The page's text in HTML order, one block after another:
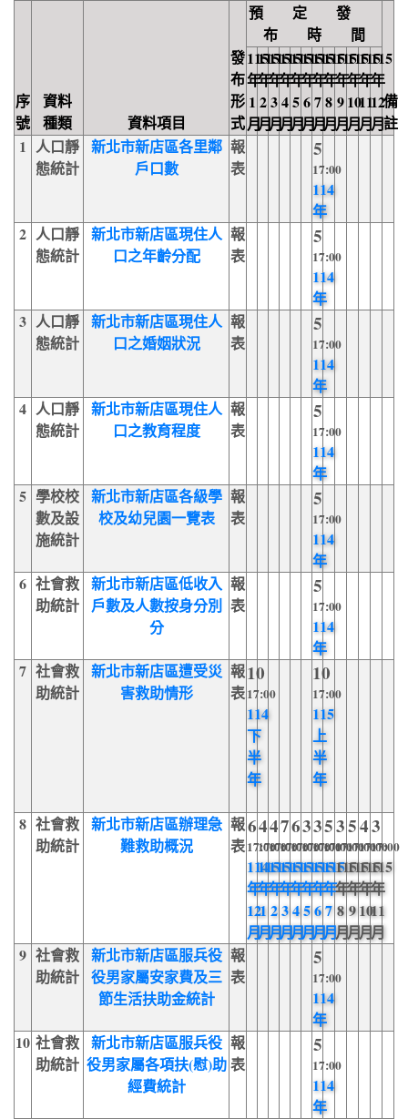
序
號
資料
種類
資料項目
發
布
形
式
預 定 發
布 時 間
備
註
115
年
1
月
115
年
2
月
115
年
3
月
115
年
4
月
115
年
5
月
115
年
6
月
115
年
7
月
115
年
8
月
115
年
9
月
115
年
10
月
115
年
11
月
115
年
12
月
1 人口靜
態統計
新北市新店區各里鄰
戶口數
報
表
5
17:00
114
年
2 人口靜
態統計
新北市新店區現住人
口之年齡分配
報
表
5
17:00
114
年
3 人口靜
態統計
新北市新店區現住人
口之婚姻狀況
報
表
5
17:00
114
年
4 人口靜
態統計
新北市新店區現住人
口之教育程度
報
表
5
17:00
114
年
5 學校校
數及設
施統計
新北市新店區各級學
校及幼兒園一覽表
報
表
5
17:00
114
年
6 社會救
助統計
新北市新店區低收入
戶數及人數按身分別
分
報
表
5
17:00
114
年
7 社會救
助統計
新北市新店區遭受災
害救助情形
報
表
10
17:00
114
下
半
年
10
17:00
115
上
半
年
8 社會救
助統計
新北市新店區辦理急
難救助概況
報
表
6
17:00
114
年
12
月
4
17:00
115
年
1
月
4
17:00
115
年
2
月
7
17:00
115
年
3
月
6
17:00
115
年
4
月
3
17:00
115
年
5
月
3
17:00
115
年
6
月
5
17:00
115
年
7
月
3
17:00
115
年
8
月
5
17:00
115
年
9
月
4
17:00
115
年
10
月
3
17:00
115
年
11
月
9 社會救
助統計
新北市新店區服兵役
役男家屬安家費及三
節生活扶助金統計
報
表
5
17:00
114
年
10 社會救
助統計
新北市新店區服兵役
役男家屬各項扶(慰)助
經費統計
報
表
5
17:00
114
年